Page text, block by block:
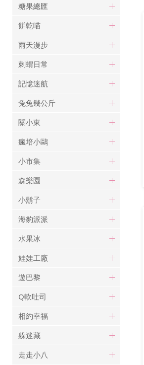
糖果總匯
餅乾喵
雨天漫步
刺蝟日常
記憶迷航
兔兔幾公斤
關小東
瘋培小鷗
小市集
森樂園
小鬍子
海豹派派
水果冰
娃娃工廠
遊巴黎
Q軟吐司
相約幸福
躲迷藏
走走小八